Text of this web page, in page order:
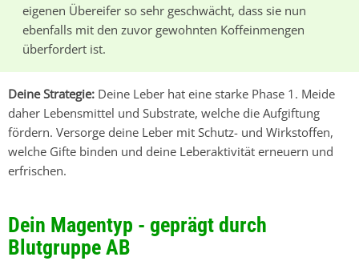
eigenen Übereifer so sehr geschwächt, dass sie nun
ebenfalls mit den zuvor gewohnten Koffeinmengen
überfordert ist.
Deine Strategie: Deine Leber hat eine starke Phase 1 . Meide
daher Lebensmittel und Substrate, welche die Aufgiftung
fördern. Versorge deine Leber mit Schutz- und Wirkstoffen,
welche Gifte binden und deine Leberaktivität erneuern und
erfrischen.
Dein Magentyp - geprägt durch
Blutgruppe AB